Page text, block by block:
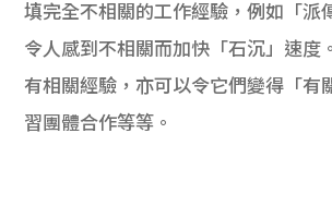
填完全不相關的工作經驗，例如「派
令人感到不相關而加快「石沉」速度
有相關經驗，亦可以令它們變得「有
習團體合作等等。